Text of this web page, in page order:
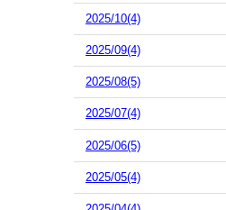
2025/10(4)
2025/09(4)
2025/08(5)
2025/07(4)
2025/06(5)
2025/05(4)